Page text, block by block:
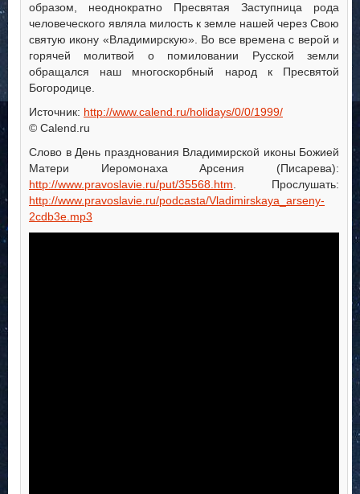
образом, неоднократно Пресвятая Заступница рода
человеческого являла милость к земле нашей через Свою
святую икону «Владимирскую». Во все времена с верой и
горячей молитвой о помиловании Русской земли
обращался наш многоскорбный народ к Пресвятой
Богородице.
Источник: http://www.calend.ru/holidays/0/0/1999/
© Calend.ru
Слово в День празднования Владимирской иконы Божией
Матери Иеромонаха Арсения (Писарева):
http://www.pravoslavie.ru/put/35568.htm . Прослушать:
http://www.pravoslavie.ru/podcasta/Vladimirskaya_arseny-
2cdb3e.mp3